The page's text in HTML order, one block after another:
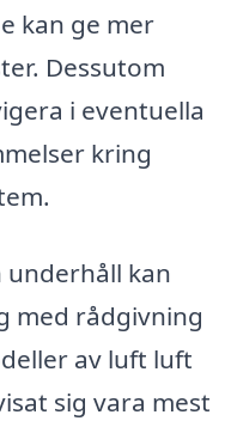
kan ge mer
Dessutom
i eventuella
kring
kan
med rådgivning
av luft luft
sig vara mest